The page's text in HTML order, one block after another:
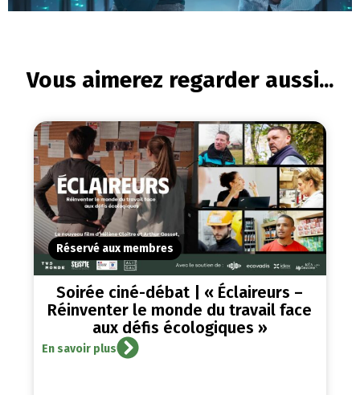
Vous aimerez regarder aussi...
Réservé aux membres
Soirée ciné-débat | « Éclaireurs –
Réinventer le monde du travail face
aux défis écologiques »
En savoir plus